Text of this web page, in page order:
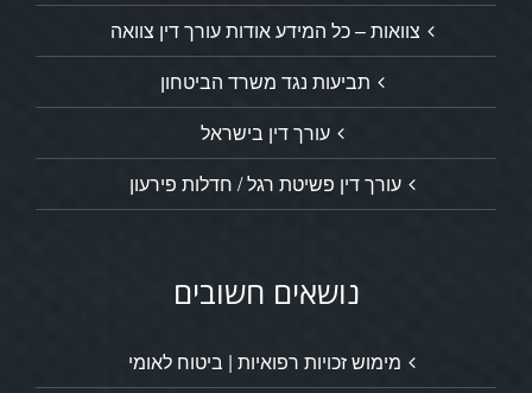
צוואות – כל המידע אודות עורך דין צוואה
תביעות נגד משרד הביטחון
עורך דין בישראל
עורך דין פשיטת רגל / חדלות פירעון
נושאים חשובים
מימוש זכויות רפואיות | ביטוח לאומי